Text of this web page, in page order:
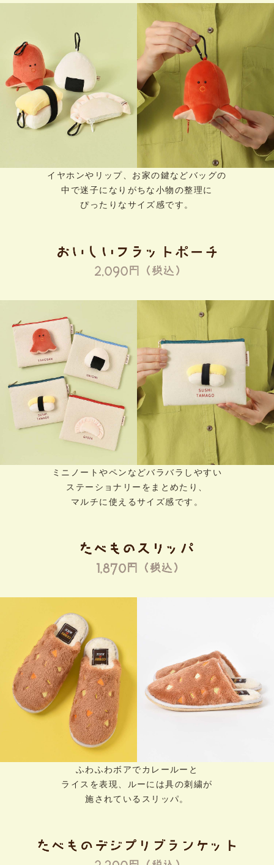
イヤホンやリップ、お家の鍵などバッグの
中で迷子になりがちな小物の整理に
ぴったりなサイズ感です。
ミニノートやペンなどバラバラしやすい
ステーショナリーをまとめたり、
マルチに使えるサイズ感です。
ふわふわボアでカレールーと
ライスを表現、ルーには具の刺繍が
施されているスリッパ。